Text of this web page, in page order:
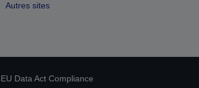
Autres sites
EU Data Act Compliance